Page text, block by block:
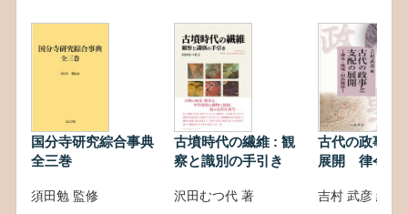
国分寺研究綜合事典
全三巻
須田勉 監修
古墳時代の繊維 : 観
察と識別の手引き
沢田むつ代 著
古代の政事と
展開 律令・
吉村 武彦 編集